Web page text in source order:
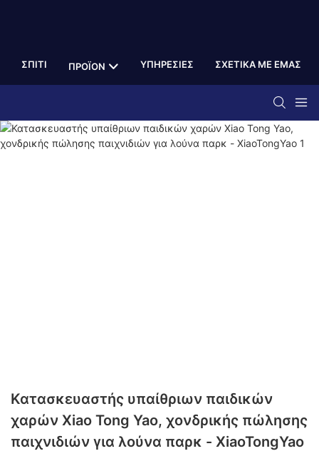
ΣΠΊΤΙ ΠΡΟΪΌΝ ΥΠΗΡΕΣΊΕΣ ΣΧΕΤΙΚΆ ΜΕ ΕΜΆΣ
Κατασκευαστής υπαίθριων παιδικών
χαρών Xiao Tong Yao, χονδρικής πώλησης
παιχνιδιών για λούνα παρκ - XiaoTongYao